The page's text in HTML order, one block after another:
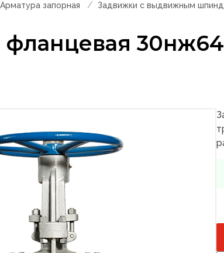
Арматура запорная Задвижки с выдвижным
фланцевая